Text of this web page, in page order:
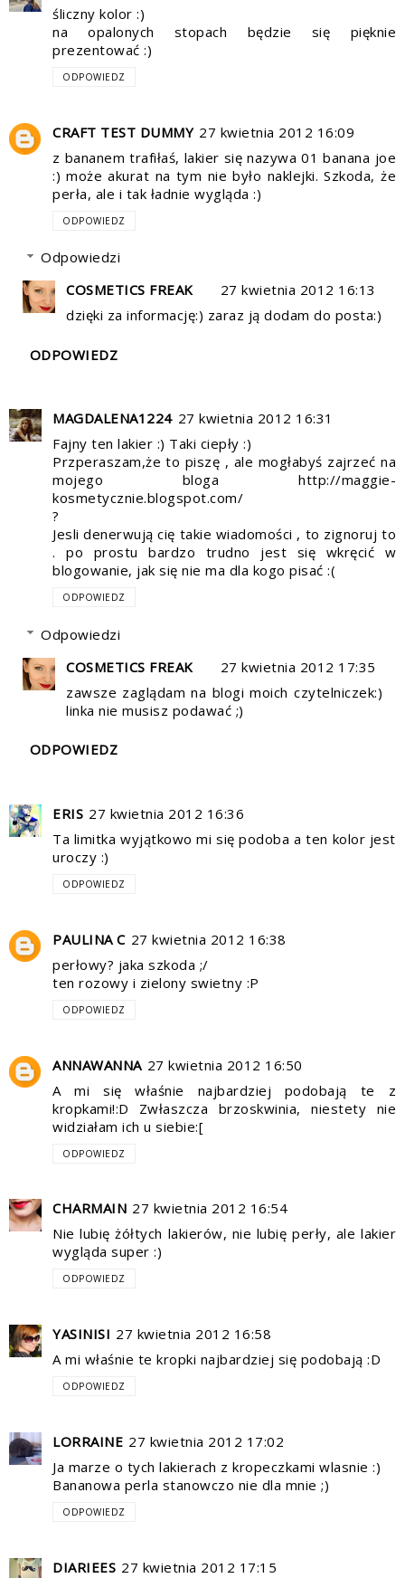
śliczny kolor :)
na opalonych stopach będzie się pięknie
prezentować :)
ODPOWIEDZ
CRAFT TEST DUMMY 27 kwietnia 2012 16:09
z bananem trafiłaś, lakier się nazywa 01 banana joe
:) może akurat na tym nie było naklejki. Szkoda, że
perła, ale i tak ładnie wygląda :)
ODPOWIEDZ
Odpowiedzi
COSMETICS FREAK
27 kwietnia 2012 16:13
dzięki za informację:) zaraz ją dodam do posta:)
ODPOWIEDZ
MAGDALENA1224 27 kwietnia 2012 16:31
Fajny ten lakier :) Taki ciepły :)
Przperaszam,że to piszę , ale mogłabyś zajrzeć na
mojego bloga http://maggie-
kosmetycznie.blogspot.com/
?
Jesli denerwują cię takie wiadomości , to zignoruj to
. po prostu bardzo trudno jest się wkręcić w
blogowanie, jak się nie ma dla kogo pisać :(
ODPOWIEDZ
Odpowiedzi
COSMETICS FREAK
27 kwietnia 2012 17:35
zawsze zaglądam na blogi moich czytelniczek:)
linka nie musisz podawać ;)
ODPOWIEDZ
ERIS 27 kwietnia 2012 16:36
Ta limitka wyjątkowo mi się podoba a ten kolor jest
uroczy :)
ODPOWIEDZ
PAULINA C 27 kwietnia 2012 16:38
perłowy? jaka szkoda ;/
ten rozowy i zielony swietny :P
ODPOWIEDZ
ANNAWANNA 27 kwietnia 2012 16:50
A mi się właśnie najbardziej podobają te z
kropkami!:D Zwłaszcza brzoskwinia, niestety nie
widziałam ich u siebie:[
ODPOWIEDZ
CHARMAIN 27 kwietnia 2012 16:54
Nie lubię żółtych lakierów, nie lubię perły, ale lakier
wygląda super :)
ODPOWIEDZ
YASINISI 27 kwietnia 2012 16:58
A mi właśnie te kropki najbardziej się podobają :D
ODPOWIEDZ
LORRAINE 27 kwietnia 2012 17:02
Ja marze o tych lakierach z kropeczkami wlasnie :)
Bananowa perla stanowczo nie dla mnie ;)
ODPOWIEDZ
DIARIEES 27 kwietnia 2012 17:15